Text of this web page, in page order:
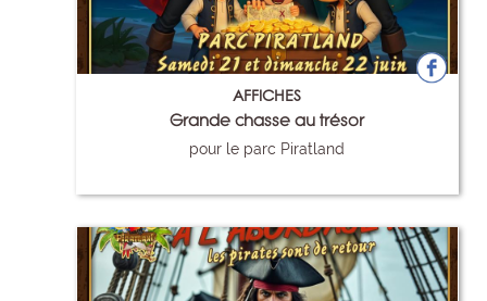
AFFICHES
Grande chasse au trésor
pour le parc Piratland